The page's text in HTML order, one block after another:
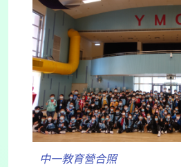
中一教育營合照